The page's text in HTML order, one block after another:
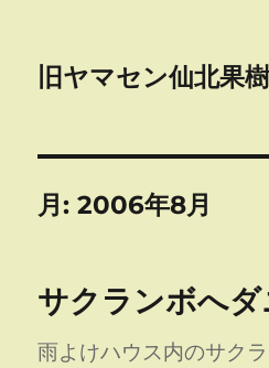
旧ヤマセン仙北果
月:2006年8月
サクランボへ
雨よけハウス内のサク